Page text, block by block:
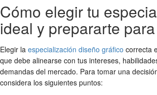
Cómo elegir tu
ideal y prepararte
Elegir la especialización diseño gráfico correcta
que debe alinearse con tus intereses,
demandas del mercado. Para tomar una
considera los siguientes puntos: